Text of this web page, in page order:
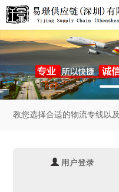
教您选择合适的物流专线以
传统储运如何向现代物流转化
用户登录